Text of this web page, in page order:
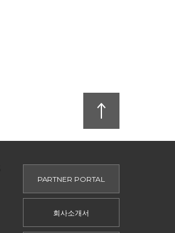
PARTNER PORTAL
회사소개서